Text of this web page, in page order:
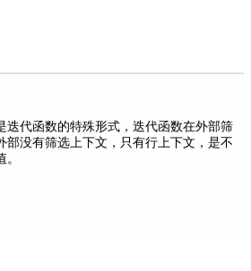
迭代函数的特殊形式，迭代函数在外部筛
部没有筛选上下文，只有行上下文，是不